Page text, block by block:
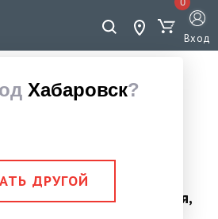
Хабаровск?
ДРУГОЙ
Вход
бытовые
промышленная, поворотная с
(грузоп.150кг)
опора, промышленная,